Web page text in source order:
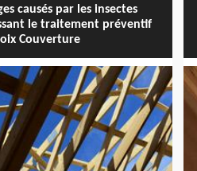
causés par les insectes
le traitement préventif
Couverture